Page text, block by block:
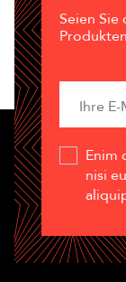
Seien Sie
Enim
nisi